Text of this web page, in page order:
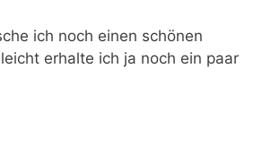
ich noch einen schönen
erhalte ich ja noch ein paar